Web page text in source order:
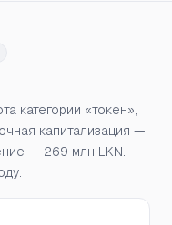
открытый
категории «токен»,
капитализация —
— 269 млн LKN.